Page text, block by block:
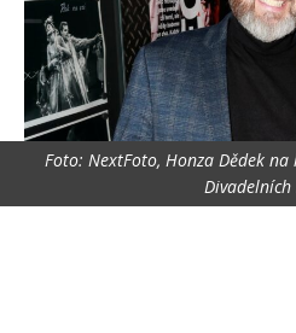
Foto: NextFoto, Honza Dědek